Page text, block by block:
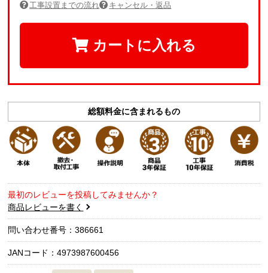
工事設置までの流れ キャンセル・返品
カートに入れる
総額料金に含まれるもの
最初のレビューを投稿してみませんか？
商品レビューを書く
問い合わせ番号：386661
JANコード：4973987600456